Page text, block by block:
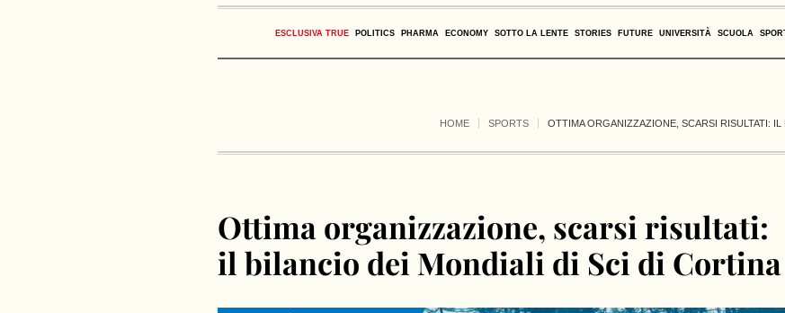
ESCLUSIVA TRUE POLITICS PHARMA ECONOMY SOTTO LA LENTE STORIES FUTURE UNIVERSITÀ SCUOLA
HOME SPORTS OTTIMA ORGANIZZAZIONE, SCARSI RISULTATI:
Ottima organizzazione, scarsi risultati:
il bilancio dei Mondiali di Sci di Cortina